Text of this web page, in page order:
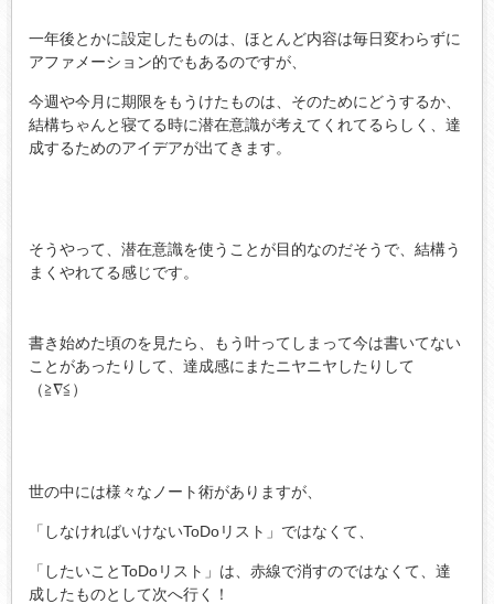
一年後とかに設定したものは、ほとんど内容は毎日変わらずに
アファメーション的でもあるのですが、
今週や今月に期限をもうけたものは、そのためにどうするか、
結構ちゃんと寝てる時に潜在意識が考えてくれてるらしく、達
成するためのアイデアが出てきます。
そうやって、潜在意識を使うことが目的なのだそうで、結構う
まくやれてる感じです。
書き始めた頃のを見たら、もう叶ってしまって今は書いてない
ことがあったりして、達成感にまたニヤニヤしたりして
（≧∇≦）
世の中には様々なノート術がありますが、
「しなければいけないToDoリスト」ではなくて、
「したいことToDoリスト」は、赤線で消すのではなくて、達
成したものとして次へ行く！